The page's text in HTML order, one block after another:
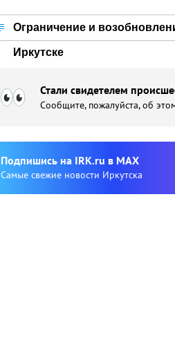
Ограничение и
Иркутске
Стали свидетелем
Сообщите, пожалуйста, об
Подпишиcь на IRK.ru в MAX
Cамые свежие новости Иркутска